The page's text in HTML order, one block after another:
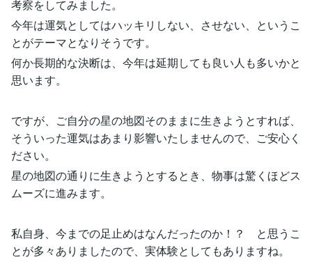
考察をしてみました。
今年は運気としてはハッキリしない、させない、というこ
とがテーマとなりそうです。
何か長期的な決断は、今年は延期しても良い人も多いかと
思います。
ですが、ご自分の星の地図そのままに生きようとすれば、
そういった運気はあまり影響いたしませんので、ご安心く
ださい。
星の地図の通りに生きようとするとき、物事は驚くほどス
ムーズに進みます。
私自身、今までの足止めはなんだったのか！？ と思うこ
とが多々ありましたので、実体験としてもありますね。